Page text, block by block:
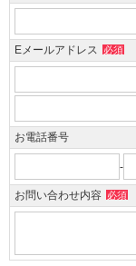
Eメールアドレス 必須
お電話番号
-
お問い合わせ内容 必須